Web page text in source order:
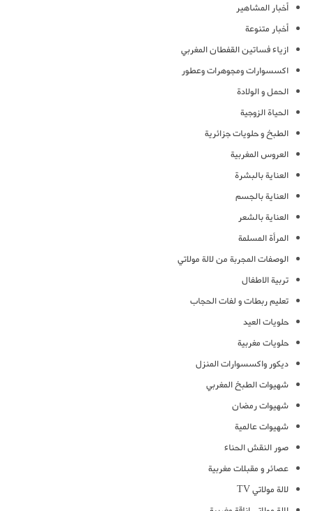
أخبار المشاهير
أخبار متنوعة
ازياء فساتين القفطان المغربي
اكسسوارات ومجوهرات وعطور
الحمل و الولادة
الحياة الزوجية
الطبخ و حلويات جزائرية
العروس المغربية
العناية بالبشرة
العناية بالجسم
العناية بالشعر
المرأة المسلمة
الوصفات المجربة من لالة مولاتي
تربية الاطفال
تعليم ربطات و لفات الحجاب
حلويات العيد
حلويات مغربية
ديكور واكسسوارات المنزل
شهيوات الطبخ المغربي
شهيوات رمضان
شهيوات عالمية
صور النقش الحناء
عصائر و مقبلات مغربية
لالة مولاتي TV